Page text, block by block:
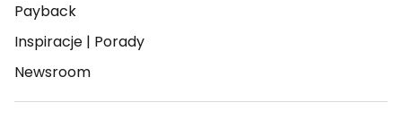
Payback
Inspiracje | Porady
Newsroom